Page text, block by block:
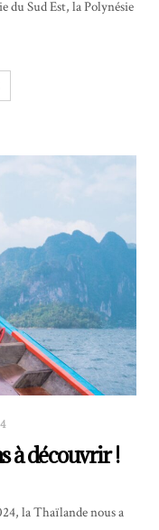
du Sud Est, la Polynésie
à découvrir !
la Thaïlande nous a